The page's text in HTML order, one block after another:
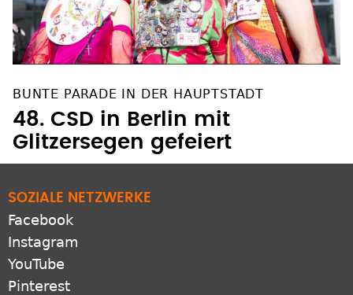
BUNTE PARADE IN DER HAUPTSTADT
48. CSD in Berlin mit
Glitzersegen gefeiert
SOZIALE NETZWERKE
Facebook
Instagram
YouTube
Pinterest